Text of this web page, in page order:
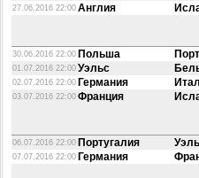
27.06.2016 22:00 Англия
30.06.2016 22:00 Польша
01.07.2016 22:00 Уэльс
02.07.2016 22:00 Германия
03.07.2016 22:00 Франция
06.07.2016 22:00 Португалия
07.07.2016 22:00 Германия